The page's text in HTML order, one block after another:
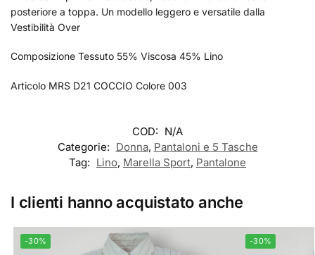
posteriore a toppa. Un modello leggero e versatile dalla
Vestibilità Over
Composizione Tessuto 55% Viscosa 45% Lino
Articolo MRS D21 COCCIO Colore 003
COD: N/A
Categorie: Donna, Pantaloni e 5 Tasche
Tag: Lino, Marella Sport, Pantalone
I clienti hanno acquistato anche
-30% -30%